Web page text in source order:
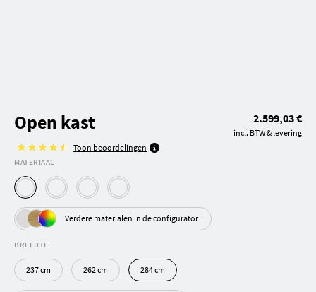
Open kast
Toon beoordelingen
2.599,03 €
incl. BTW & levering
MATERIAAL
Verdere materialen in de configurator
BREEDTE
237 cm 262 cm 284 cm